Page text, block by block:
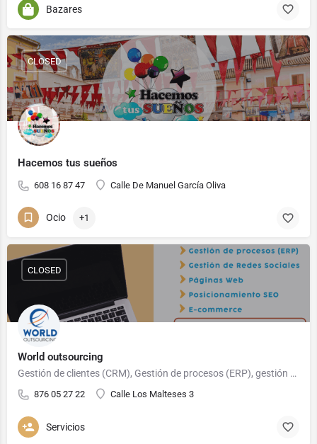
Bazares
Hacemos tus sueños
608 16 87 47 Calle De Manuel García Oliva
CLOSED
Ocio +1
World outsourcing
Gestión de clientes (CRM), Gestión de procesos (ERP), gestión de redes sociales, páginas ewb, posicionamiento…
876 05 27 22 Calle Los Malteses 3
CLOSED
Servicios